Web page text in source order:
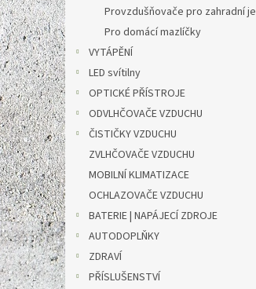
Provzdušňovače pro zahradní
Pro domácí mazlíčky
VYTÁPĚNÍ
LED svítilny
OPTICKÉ PŘÍSTROJE
ODVLHČOVAČE VZDUCHU
ČISTIČKY VZDUCHU
ZVLHČOVAČE VZDUCHU
MOBILNÍ KLIMATIZACE
OCHLAZOVAČE VZDUCHU
BATERIE | NAPÁJECÍ ZDROJE
AUTODOPLŇKY
ZDRAVÍ
PŘÍSLUŠENSTVÍ